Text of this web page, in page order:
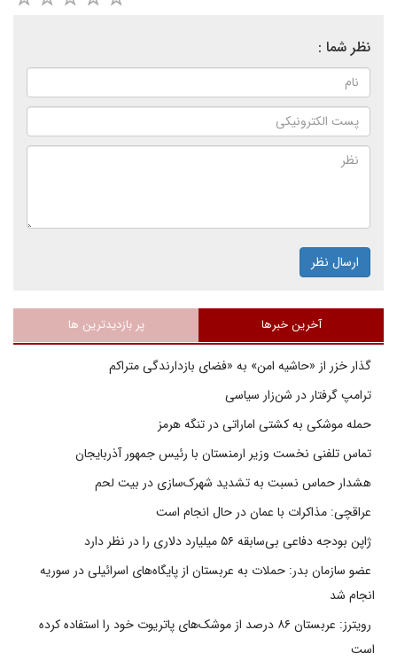
نظر شما :
ارسال نظر
آخرین خبرها پر بازدیدترین ها
گذار خزر از «حاشیه امن» به «فضای بازدارندگی متراکم
ترامپ گرفتار در شن‌زار سیاسی
حمله موشکی به کشتی اماراتی در تنگه هرمز
تماس تلفنی نخست وزیر ارمنستان با رئیس جمهور آذربایجان
هشدار حماس نسبت به تشدید شهرک‌سازی در بیت‌ لحم
عراقچی: مذاکرات با عمان در حال انجام است
ژاپن بودجه دفاعی بی‌سابقه ۵۶ میلیارد دلاری را در نظر دارد
عضو سازمان بدر: حملات به عربستان از پایگاه‌های اسرائیلی در سوریه
انجام شد
رویترز: عربستان ۸۶ درصد از موشک‌های پاتریوت خود را استفاده کرده
است